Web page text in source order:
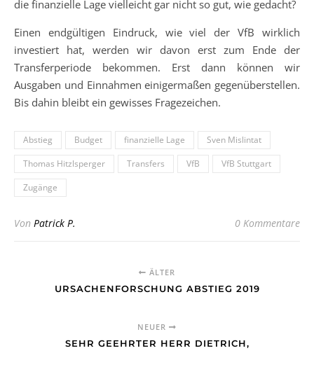
die finanzielle Lage vielleicht gar nicht so gut, wie gedacht?
Einen endgültigen Eindruck, wie viel der VfB wirklich
investiert hat, werden wir davon erst zum Ende der
Transferperiode bekommen. Erst dann können wir
Ausgaben und Einnahmen einigermaßen gegenüberstellen.
Bis dahin bleibt ein gewisses Fragezeichen.
Abstieg Budget finanzielle Lage
Sven Mislintat
Thomas Hitzlsperger
Transfers VfB
VfB Stuttgart
Zugänge
Von Patrick P. 0 Kommentare
ÄLTER
URSACHENFORSCHUNG ABSTIEG 2019
NEUER
SEHR GEEHRTER HERR DIETRICH,